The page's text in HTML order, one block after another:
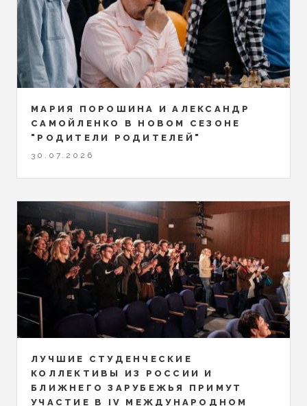
МАРИЯ ПОРОШИНА И АЛЕКСАНДР
САМОЙЛЕНКО В НОВОМ СЕЗОНЕ
"РОДИТЕЛИ РОДИТЕЛЕЙ"
30.07.2026
ЛУЧШИЕ СТУДЕНЧЕСКИЕ
КОЛЛЕКТИВЫ ИЗ РОССИИ И
БЛИЖНЕГО ЗАРУБЕЖЬЯ ПРИМУТ
УЧАСТИЕ В IV МЕЖДУНАРОДНОМ